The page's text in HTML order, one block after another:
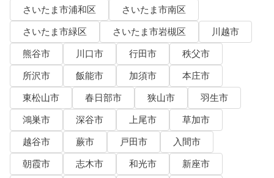
さいたま市浦和区
さいたま市南区
さいたま市緑区
さいたま市岩槻区
川越市
熊谷市
川口市 行田市
秩父市
所沢市
飯能市 加須市
本庄市
東松山市
春日部市 狭山市
羽生市
鴻巣市
深谷市 上尾市
草加市
越谷市
蕨市 戸田市
入間市
朝霞市
志木市 和光市
新座市